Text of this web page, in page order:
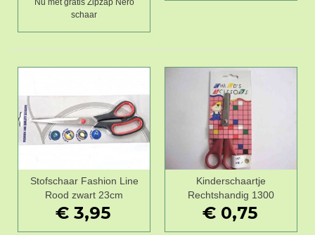
Nu met gratis Zipzap Nero
schaar
Stofschaar Fashion Line
Rood zwart 23cm
€ 3,95
Kinderschaartje
Rechtshandig 1300
€ 0,75